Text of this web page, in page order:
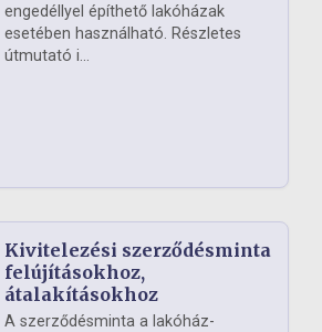
engedéllyel építhető lakóházak
esetében használható. Részletes
útmutató i...
Kivitelezési szerződésminta
felújításokhoz,
átalakításokhoz
A szerződésminta a lakóház-